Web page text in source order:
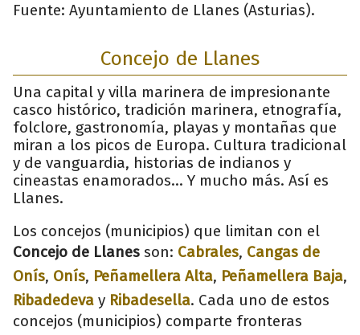
Fuente: Ayuntamiento de Llanes (Asturias).
Concejo de Llanes
Una capital y villa marinera de impresionante
casco histórico, tradición marinera, etnografía,
folclore, gastronomía, playas y montañas que
miran a los picos de Europa. Cultura tradicional
y de vanguardia, historias de indianos y
cineastas enamorados... Y mucho más. Así es
Llanes.
Los concejos (municipios) que limitan con el
Concejo de Llanes son: Cabrales, Cangas de
Onís, Onís, Peñamellera Alta, Peñamellera Baja,
Ribadedeva y Ribadesella. Cada uno de estos
concejos (municipios) comparte fronteras